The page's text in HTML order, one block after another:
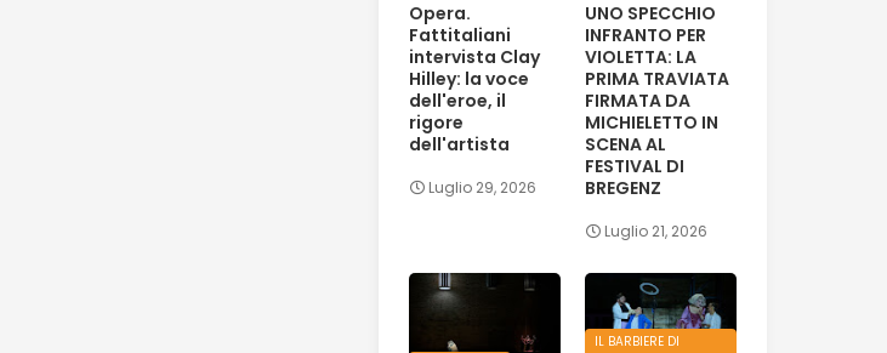
Opera.
Fattitaliani
intervista Clay
Hilley: la voce
dell'eroe, il
rigore
dell'artista
Luglio 29, 2026
UNO SPECCHIO
INFRANTO PER
VIOLETTA: LA
PRIMA TRAVIATA
FIRMATA DA
MICHIELETTO IN
SCENA AL
FESTIVAL DI
BREGENZ
Luglio 21, 2026
IL BARBIERE DI